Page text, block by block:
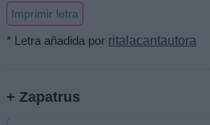
Imprimir letra
* Letra añadida por ritalacantautora
+ Zapatrus